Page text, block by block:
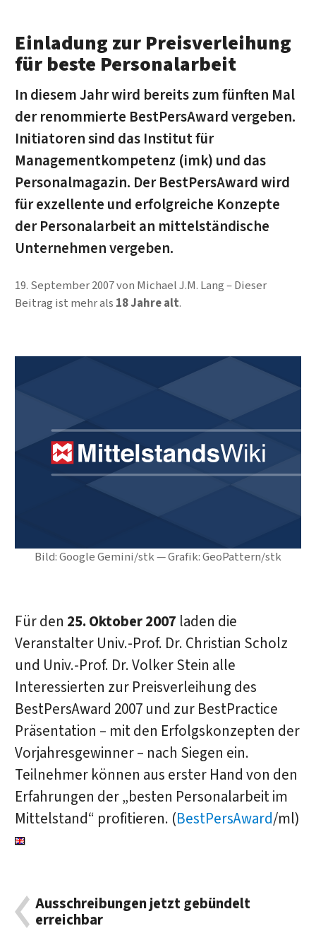
Bild: Google Gemini/stk — Grafik: GeoPattern/stk
Einladung zur Preisverleihung
für beste Personalarbeit
In diesem Jahr wird bereits zum fünften Mal
der renommierte BestPersAward vergeben.
Initiatoren sind das Institut für
Managementkompetenz (imk) und das
Personalmagazin. Der BestPersAward wird
für exzellente und erfolgreiche Konzepte
der Personalarbeit an mittelständische
Unternehmen vergeben.
19. September 2007von Michael J.M. Lang
Dieser
Beitrag ist mehr als 18 Jahre alt.
Für den 25. Oktober 2007 laden die
Veranstalter Univ.-Prof. Dr. Christian Scholz
und Univ.-Prof. Dr. Volker Stein alle
Interessierten zur Preisverleihung des
BestPersAward 2007 und zur BestPractice
Präsentation – mit den Erfolgskonzepten der
Vorjahresgewinner – nach Siegen ein.
Teilnehmer können aus erster Hand von den
Erfahrungen der „besten Personalarbeit im
Mittelstand“ profitieren. (BestPersAward/ml)
Ausschreibungen jetzt gebündelt
erreichbar